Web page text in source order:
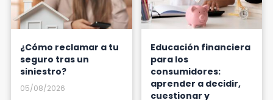
¿Cómo reclamar a tu
seguro tras un
siniestro?
05/08/2026
Educación financiera
para los
consumidores:
aprender a decidir,
cuestionar y